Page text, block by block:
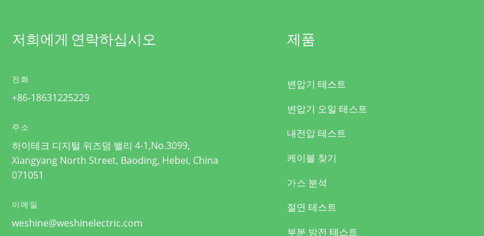
저희에게 연락하십시오
전화
+86-18631225229
주소
하이테크 디지털 위즈덤 밸리 4-1,No.3099,
Xiangyang North Street, Baoding, Hebei, China
071051
이메일
weshine@weshinelectric.com
제품
변압기 테스트
변압기 오일 테스트
내전압 테스트
케이블 찾기
가스 분석
절연 테스트
부분 방전 테스트